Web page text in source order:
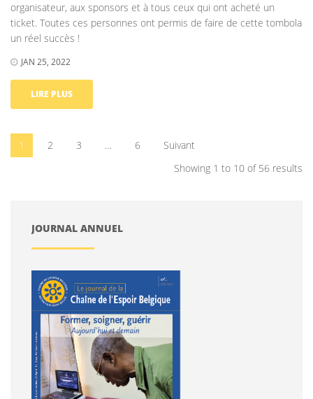
organisateur, aux sponsors et à tous ceux qui ont acheté un
ticket. Toutes ces personnes ont permis de faire de cette tombola
un réel succès !
JAN 25, 2022
LIRE PLUS
1 2 3 … 6
Suivant
Showing 1 to 10 of 56 results
JOURNAL ANNUEL